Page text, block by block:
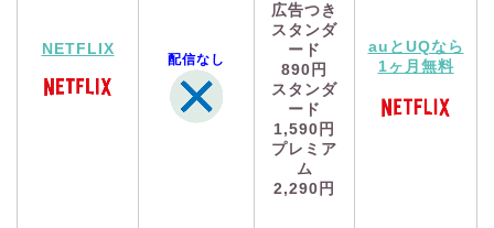
NETFLIX
配信なし
広告つき
スタンダ
ード
890円
スタンダ
ード
1,590円
プレミア
ム
2,290円
auとUQなら
1ヶ月無料